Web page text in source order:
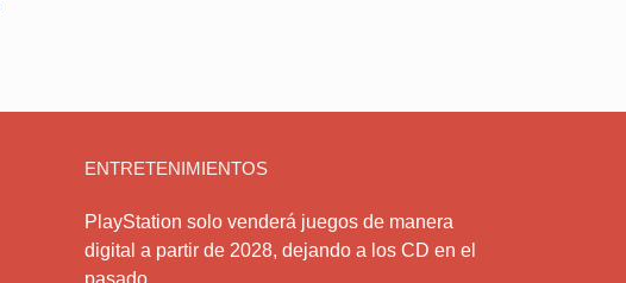
ENTRETENIMIENTOS
PlayStation solo venderá juegos de manera
digital a partir de 2028, dejando a los CD en el
pasado